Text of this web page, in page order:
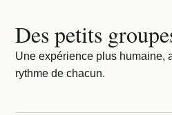
Des petits
Une expérience plus humaine,
rythme de chacun.